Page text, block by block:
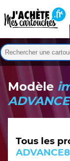
Rechercher :
Quand les
Modèle
Tous les